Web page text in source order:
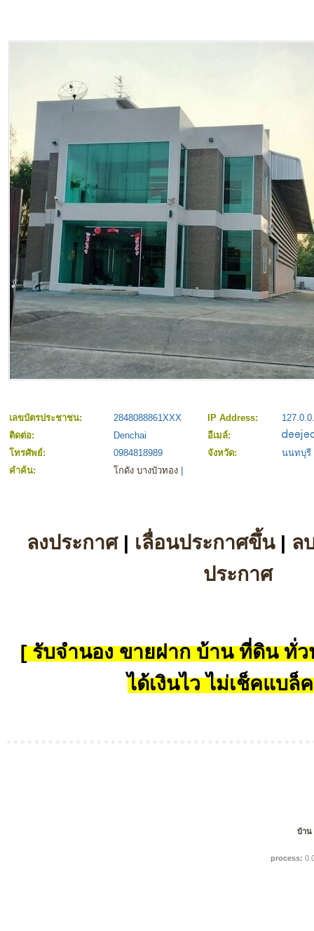
เลขบัตรประชาชน: 2848088861XXX IP Address:
ติดต่อ:
Denchai
อีเมล์:
โทรศัพย์:
0984818989 จังหวัด:
นนทบุรี
คำค้น:
โกดัง บางบัวทอง
ลงประกาศ| เลื่อนประกาศขึ้น| ล
ประกาศ
[ รับจำนอง ขายฝาก บ้าน ที่ดิน ทั่ว
ได้เงินไว ไม่เช็คแบล็
บ้าน
process: